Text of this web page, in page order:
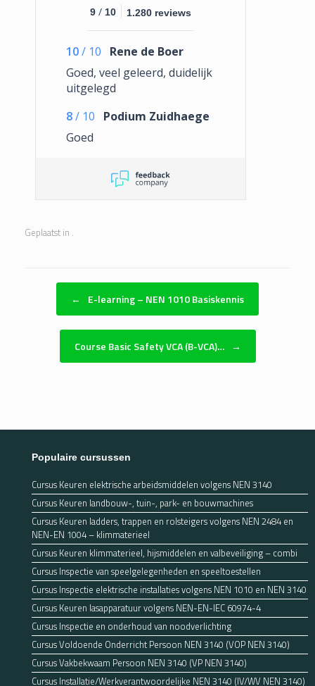
9 / 10 1.280 reviews
10/ 10
Rene de Boer
Goed, veel geleerd, duidelijk
uitgelegd
8/ 10
Podium Zuidhaege
Goed
Geplaatst in .
Bericht navigatie
← E-learning – NEN 1010 Basiskennis
Course Basic Safety VCA (B-VCA)… →
Populaire cursussen
Cursus Keuren elektrische arbeidsmiddelen volgens NEN 3140
Cursus Keuren landbouw-, tuin-, park- en bouwmachines
Cursus Keuren ladders, trappen en rolsteigers volgens NEN 2484 en
NEN-EN 1004 – klimmaterieel
Cursus Keuren klimmaterieel, hijsmiddelen en valbeveiliging – combi
Cursus Inspectie van speelgelegenheden en speeltoestellen
Cursus Inspectie elektrische installaties volgens NEN 1010 en NEN 3140
Cursus Keuren lasapparatuur volgens NEN-EN-IEC 60974-4
Cursus Inspectie en onderhoud van noodverlichting
Cursus Voldoende Onderricht Persoon NEN 3140 (VOP NEN 3140)
Cursus Vakbekwaam Persoon NEN 3140 (VP NEN 3140)
Cursus Installatie/Werkverantwoordelijke NEN 3140 (IV/WV NEN 3140)